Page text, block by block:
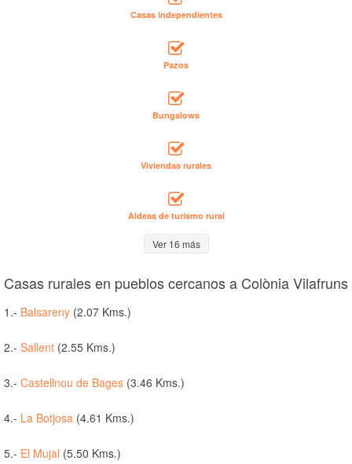
Casas independientes
Pazos
Bungalows
Viviendas rurales
Aldeas de turismo rural
Ver 16 más
Casas rurales en pueblos cercanos a Colònia Vilafruns
1.- Balsareny (2.07 Kms.)
2.- Sallent (2.55 Kms.)
3.- Castellnou de Bages (3.46 Kms.)
4.- La Botjosa (4.61 Kms.)
5.- El Mujal (5.50 Kms.)